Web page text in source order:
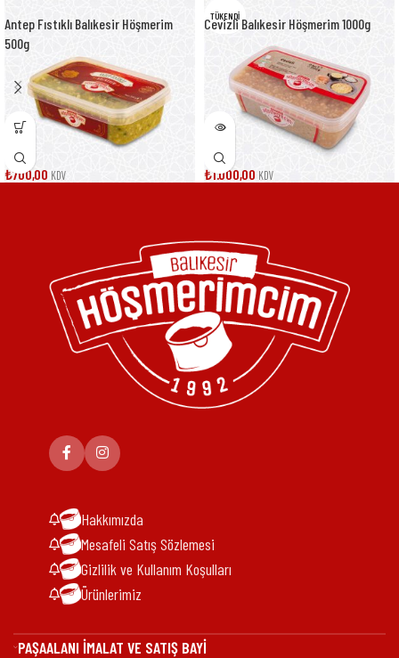
Antep Fıstıklı Balıkesir Höşmerim
500g
₺700,00 KDV
TÜKENDI
Cevizli Balıkesir Höşmerim 1000g
₺1.000,00 KDV
Hakkımızda
Mesafeli Satış Sözlemesi
Gizlilik ve Kullanım Koşulları
Ürünlerimiz
PAŞAALANI İMALAT VE SATIŞ BAYİ